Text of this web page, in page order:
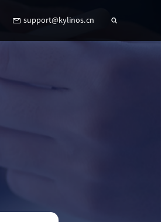
support@kylinos.cn